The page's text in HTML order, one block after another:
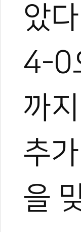
았
4-0
까
추
을